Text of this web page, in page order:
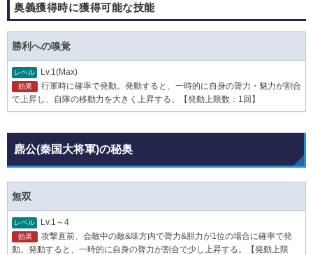
奥義獲得時に獲得可能な技能
勝利への嗅覚
レベル Lv.1(Max)
効果
行軍時に確率で発動。発動すると、一時的に自身の膂力・魅力が割合
で上昇し、自隊の移動力を大きく上昇する。【発動上限数：1回】
麃公(秦国大将軍)の秘奥
無双
レベル Lv.1～4
効果
攻撃直前、会敵中の敵&味方内で膂力&胆力が1位の場合に確率で発
動。発動すると、一時的に自身の膂力が割合で少し上昇する。【発動上限